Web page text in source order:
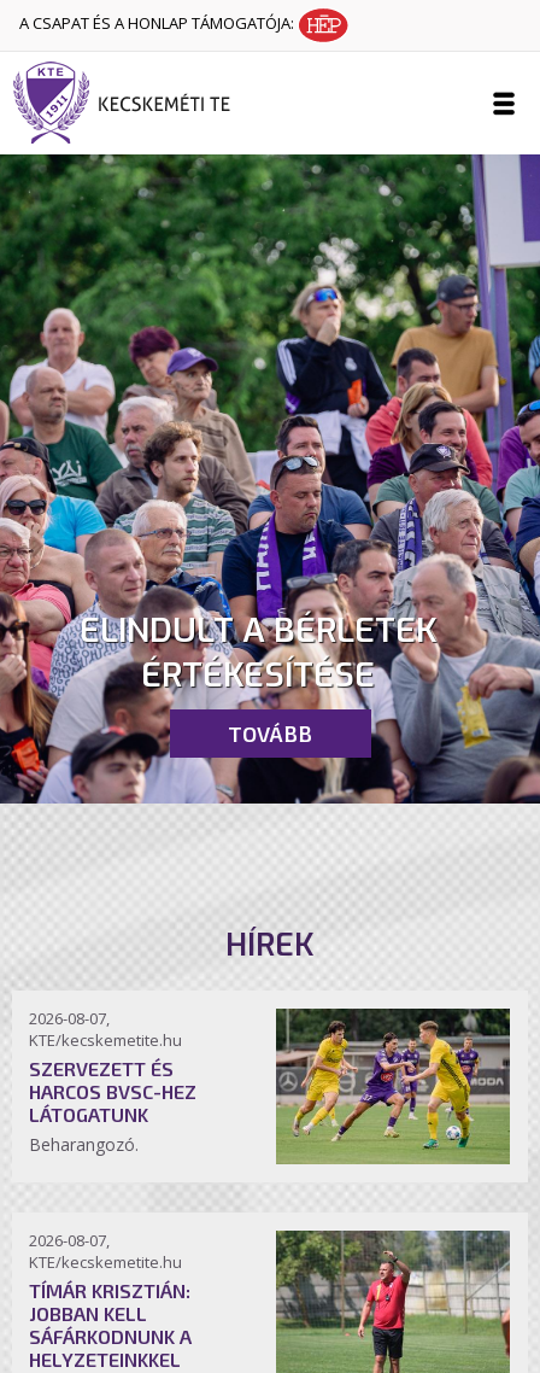
A CSAPAT ÉS A HONLAP TÁMOGATÓJA:
ELINDULT A BÉRLETEK
ÉRTÉKESÍTÉSE
TOVÁBB
HÍREK
2026-08-07,
KTE/kecskemetite.hu
SZERVEZETT ÉS
HARCOS BVSC-HEZ
LÁTOGATUNK
Beharangozó.
2026-08-07,
KTE/kecskemetite.hu
TÍMÁR KRISZTIÁN:
JOBBAN KELL
SÁFÁRKODNUNK A
HELYZETEINKKEL